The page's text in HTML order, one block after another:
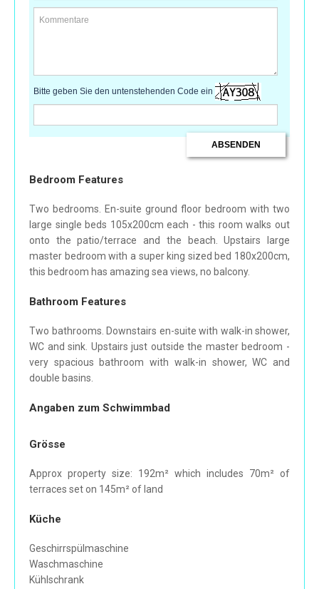
Bitte geben Sie den untenstehenden Code ein
Bedroom Features
Two bedrooms. En-suite ground floor bedroom with two
large single beds 105x200cm each - this room walks out
onto the patio/terrace and the beach. Upstairs large
master bedroom with a super king sized bed 180x200cm,
this bedroom has amazing sea views, no balcony.
Bathroom Features
Two bathrooms. Downstairs en-suite with walk-in shower,
WC and sink. Upstairs just outside the master bedroom -
very spacious bathroom with walk-in shower, WC and
double basins.
Angaben zum Schwimmbad
Grösse
Approx property size: 192m² which includes 70m² of
terraces set on 145m² of land
Küche
Geschirrspülmaschine
Waschmaschine
Kühlschrank